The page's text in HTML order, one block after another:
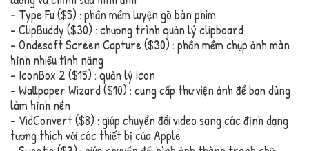
– Type Fu ($5) : phần mềm luyện gõ bàn phím
– ClipBuddy ($30) : chương trình quản lý clipboard
– Ondesoft Screen Capture ($30) : phần mềm chụp ảnh màn
hình nhiều tính năng
– IconBox 2 ($15) : quản lý icon
– Wallpaper Wizard ($10) : cung cấp thư viện ảnh để bạn dùng
làm hình nền
– VidConvert ($8) : giúp chuyển đổi video sang các định dạng
tương thích với các thiết bị của Apple